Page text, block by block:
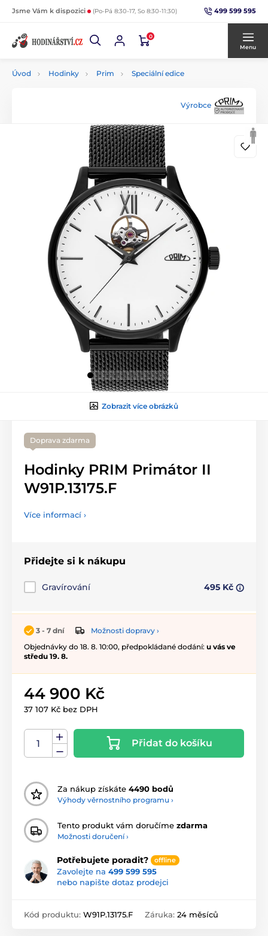
Jsme Vám k dispozici (Po-Pá 8:30-17, So 8:30-11:30) 499 599 595
0
Menu
Úvod Hodinky Prim Speciální edice
Výrobce
Zobrazit více obrázků
Doprava zdarma
Hodinky PRIM Primátor II
W91P.13175.F
Více informací ›
Přidejte si k nákupu
Gravírování 495 Kč
3 - 7 dní
Možnosti dopravy ›
Objednávky do 18. 8. 10:00, předpokládané dodání: u vás ve
středu 19. 8.
44 900 Kč
37 107 Kč bez DPH
Přidat do košíku
Za nákup získáte 4490 bodů
Výhody věrnostního programu ›
Tento produkt vám doručíme zdarma
Možnosti doručení ›
Potřebujete poradit? offline
Zavolejte na 499 599 595
nebo napište dotaz prodejci
Kód produktu: W91P.13175.F Záruka: 24 měsíců